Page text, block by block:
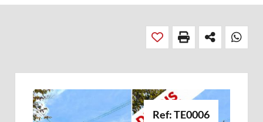
Ref: TE0006